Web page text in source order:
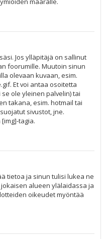
Jos ylläpitäjä on sallinut
foorumille. Muutoin sinun
olevaan kuvaan, esim.
Et voi antaa osoitetta
ole yleinen palvelin) tai
takana, esim. hotmail tai
sivustot, jne.
tagia.
tietoa ja sinun tulisi lukea ne
alueen ylälaidassa ja
oikeudet myöntää